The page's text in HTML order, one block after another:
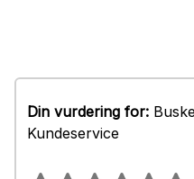
Din vurdering for:
Kundeservice